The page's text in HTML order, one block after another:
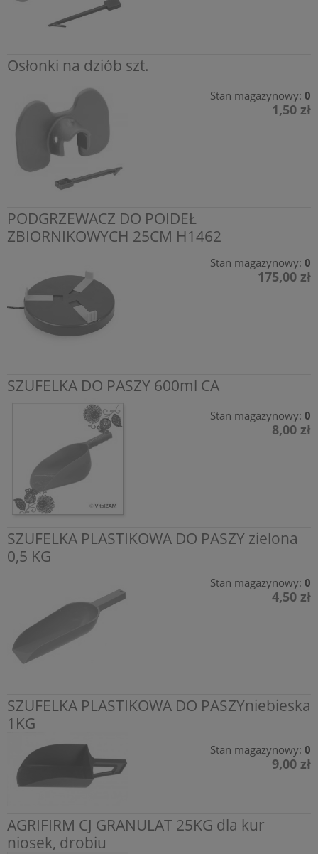
Osłonki na dziób szt.
Stan magazynowy: 0
1,50 zł
PODGRZEWACZ DO POIDEŁ
ZBIORNIKOWYCH 25CM H1462
Stan magazynowy: 0
175,00 zł
SZUFELKA DO PASZY 600ml CA
Stan magazynowy: 0
8,00 zł
SZUFELKA PLASTIKOWA DO PASZY zielona
0,5 KG
Stan magazynowy: 0
4,50 zł
SZUFELKA PLASTIKOWA DO PASZYniebieska
1KG
Stan magazynowy: 0
9,00 zł
AGRIFIRM CJ GRANULAT 25KG dla kur
niosek, drobiu